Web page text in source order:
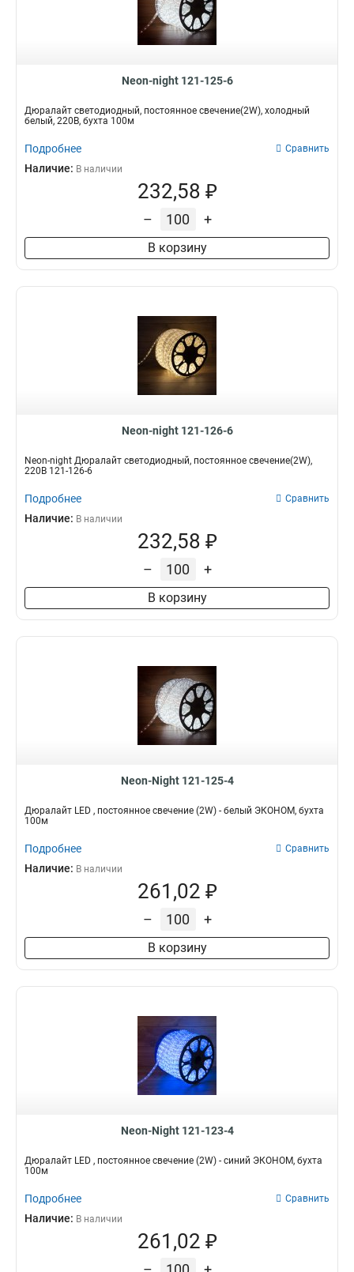
Neon-night 121-125-6
Дюралайт светодиодный, постоянное свечение(2W), холодный
белый, 220В, бухта 100м
Подробнее Сравнить
Наличие: В наличии
232,58 ₽
– +
В корзину
Neon-night 121-126-6
Neon-night Дюралайт светодиодный, постоянное свечение(2W),
220В 121-126-6
Подробнее Сравнить
Наличие: В наличии
232,58 ₽
– +
В корзину
Neon-Night 121-125-4
Дюралайт LED , постоянное свечение (2W) - белый ЭКОНОМ, бухта
100м
Подробнее Сравнить
Наличие: В наличии
261,02 ₽
– +
В корзину
Neon-Night 121-123-4
Дюралайт LED , постоянное свечение (2W) - синий ЭКОНОМ, бухта
100м
Подробнее Сравнить
Наличие: В наличии
261,02 ₽